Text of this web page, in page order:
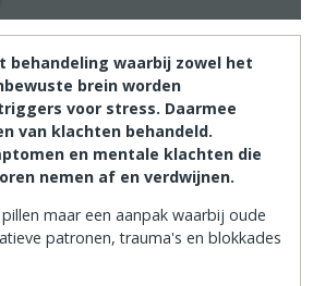
behandeling waarbij zowel het
brein worden
voor stress. Daarmee
van klachten behandeld.
en mentale klachten die
nemen af en verdwijnen.
maar een aanpak waarbij oude
patronen, trauma's en blokkades